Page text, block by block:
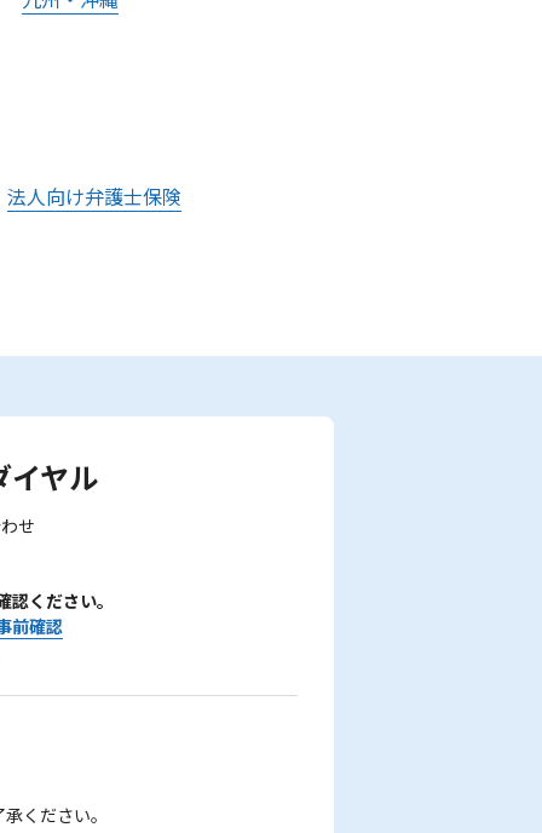
法人向け弁護士保険
イヤル
せ
ください。
前確認
ください。